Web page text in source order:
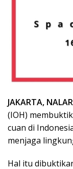
JAKARTA,
(IOH)
cuan di
menjaga
Hal itu